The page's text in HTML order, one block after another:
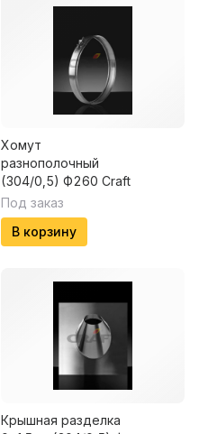
Хомут
разнополочный
(304/0,5) Ф260 Craft
Под заказ
В корзину
Крышная разделка